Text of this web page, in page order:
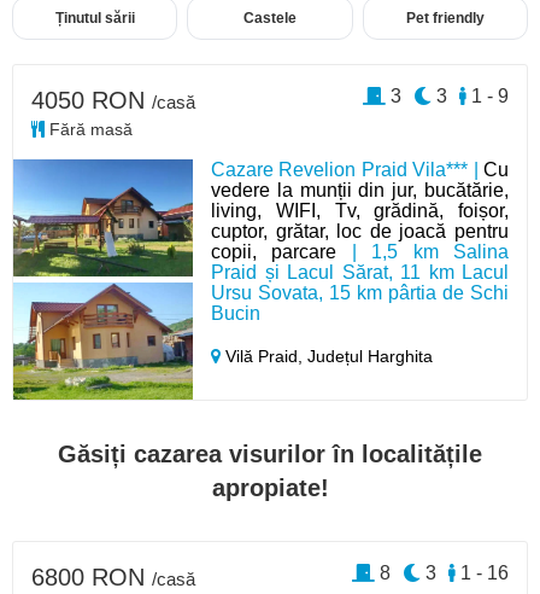
Ținutul sării Castele Pet friendly
Cazare Revelion Praid Vila*** | Cu
vedere la munții din jur, bucătărie,
living, WIFI, Tv, grădină, foișor,
cuptor, grătar, loc de joacă pentru
copii, parcare | 1,5 km Salina
Praid și Lacul Sărat, 11 km Lacul
Ursu Sovata, 15 km pârtia de Schi
Bucin
Vilă Praid,Județul Harghita
4050 RON /casă
Fără masă
1 - 9
3
3
Găsiți cazarea visurilor în localitățile
apropiate!
6800 RON /casă 1 - 16
3
8